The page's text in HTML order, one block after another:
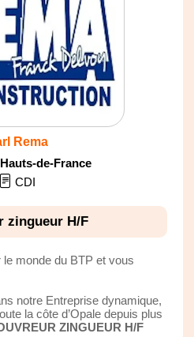
Rema
Hauts-de-France
CDI
zingueur H/F
monde du BTP et vous
notre Entreprise dynamique,
la côte d’Opale depuis plus
ZINGUEUR H/F